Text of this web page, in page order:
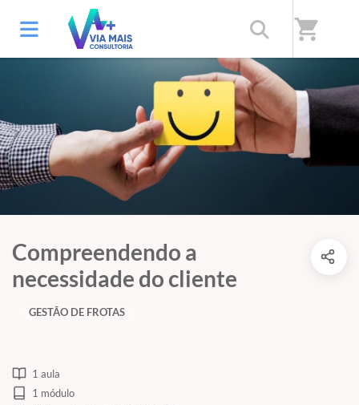
shopping_cart
Compreendendo a
necessidade do cliente
GESTÃO DE FROTAS
1 aula
1 módulo